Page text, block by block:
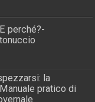
perché?-
la
pratico di